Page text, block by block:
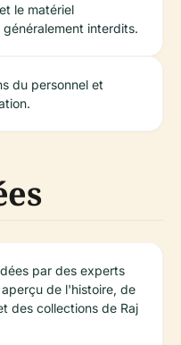
le matériel
interdits.
du personnel et
par des experts
de l'histoire, de
des collections de Raj